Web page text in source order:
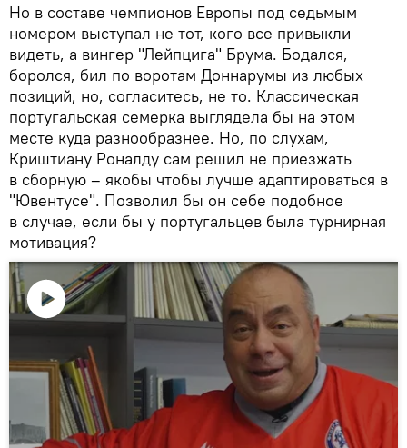
Но в составе чемпионов Европы под седьмым
номером выступал не тот, кого все привыкли
видеть, а вингер "Лейпцига" Брума. Бодался,
боролся, бил по воротам Доннарумы из любых
позиций, но, согласитесь, не то. Классическая
португальская семерка выглядела бы на этом
месте куда разнообразнее. Но, по слухам,
Криштиану Роналду сам решил не приезжать
в сборную – якобы чтобы лучше адаптироваться в
"Ювентусе". Позволил бы он себе подобное
в случае, если бы у португальцев была турнирная
мотивация?